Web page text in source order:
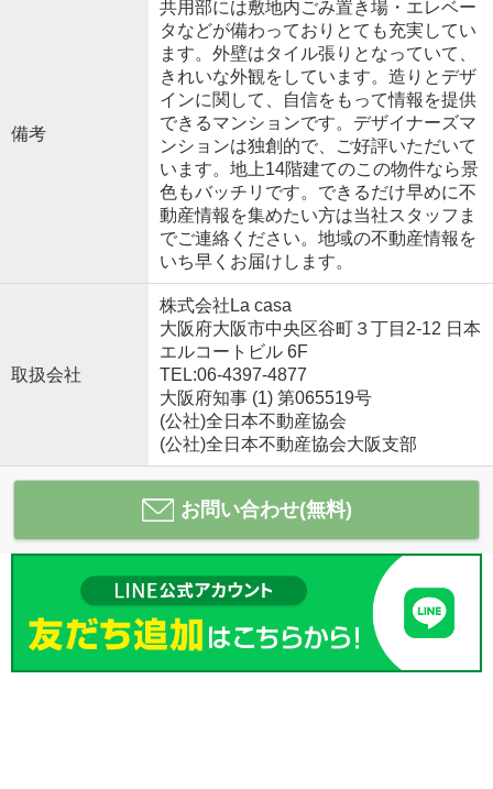
備考
共用部には敷地内ごみ置き場・エレベー
タなどが備わっておりとても充実してい
ます。外壁はタイル張りとなっていて、
きれいな外観をしています。造りとデザ
インに関して、自信をもって情報を提供
できるマンションです。デザイナーズマ
ンションは独創的で、ご好評いただいて
います。地上14階建てのこの物件なら景
色もバッチリです。できるだけ早めに不
動産情報を集めたい方は当社スタッフま
でご連絡ください。地域の不動産情報を
いち早くお届けします。
取扱会社
株式会社La casa
大阪府大阪市中央区谷町３丁目2-12 日本
エルコートビル 6F
TEL:06-4397-4877
大阪府知事 (1) 第065519号
(公社)全日本不動産協会
(公社)全日本不動産協会大阪支部
お問い合わせ(無料)